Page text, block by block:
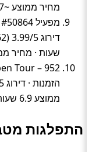
מחיר ממוצע ~57 ₪
שעות · מחיר
ממוצע 6.9 שעות · מחיר ממוצע ~64 ₪
התפלגות